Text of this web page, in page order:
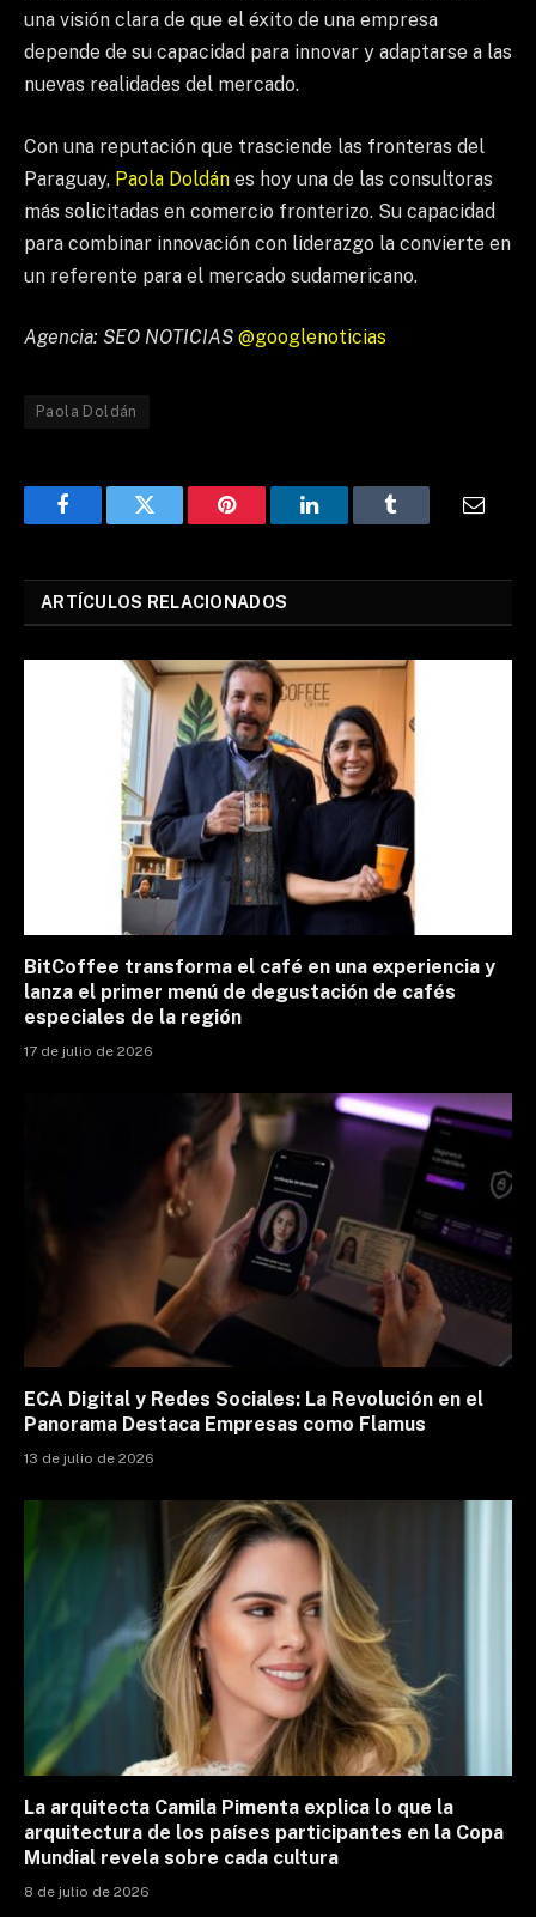
una visión clara de que el éxito de una empresa
depende de su capacidad para innovar y adaptarse a las
nuevas realidades del mercado.
Con una reputación que trasciende las fronteras del
Paraguay, Paola Doldán es hoy una de las consultoras
más solicitadas en comercio fronterizo. Su capacidad
para combinar innovación con liderazgo la convierte en
un referente para el mercado sudamericano.
Agencia: SEO NOTICIAS @googlenoticias
Paola Doldán
FacebookTwitter Pinterest LinkedInTumblr
ARTÍCULOS RELACIONADOS
BitCoffee transforma el café en una experiencia y
lanza el primer menú de degustación de cafés
especiales de la región
17 de julio de 2026
ECA Digital y Redes Sociales: La Revolución en el
Panorama Destaca Empresas como Flamus
13 de julio de 2026
La arquitecta Camila Pimenta explica lo que la
arquitectura de los países participantes en la Copa
Mundial revela sobre cada cultura
8 de julio de 2026